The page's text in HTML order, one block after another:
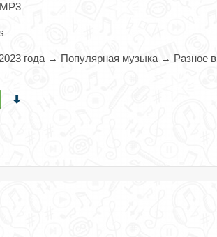
MP3
года → Популярная музыка → Разное в